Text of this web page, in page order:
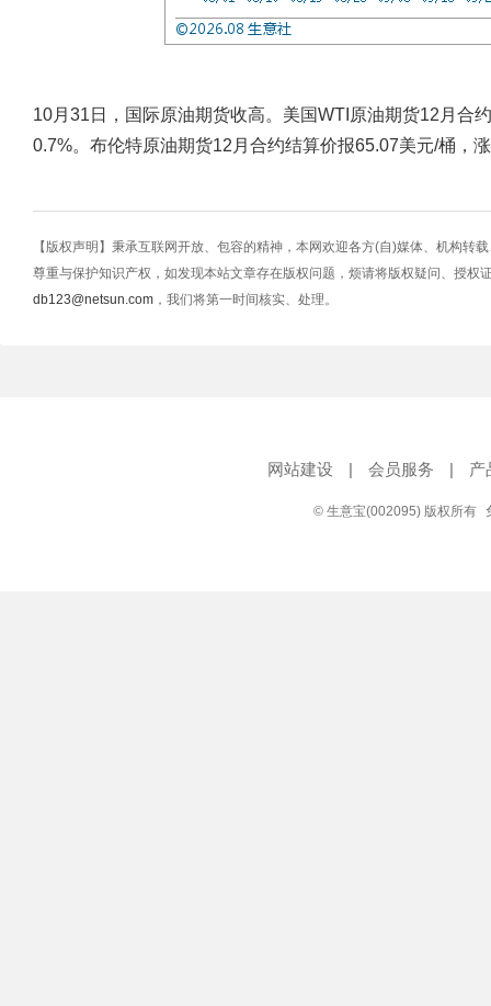
10月31日，国际原油期货收高。美国WTI原油期货12月合
0.7%。布伦特原油期货12月合约结算价报65.07美元/桶，
【版权声明】秉承互联网开放、包容的精神，本网欢迎各方(自)媒体、机构转
尊重与保护知识产权，如发现本站文章存在版权问题，烦请将版权疑问、授权
db123@netsun.com ，我们将第一时间核实、处理。
网站建设 | 会员服务 | 产
© 生意宝(002095) 版权所有